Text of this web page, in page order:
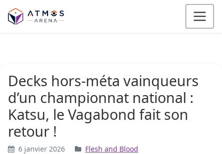
Aller au contenu
Decks hors-méta vainqueurs
d’un championnat national :
Katsu, le Vagabond fait son
retour !
6 janvier 2026 Flesh and Blood